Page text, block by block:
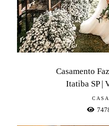
Casamento
Itatiba SP |